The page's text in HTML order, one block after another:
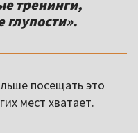
тренинги,
глупости».
посещать это
мест хватает.